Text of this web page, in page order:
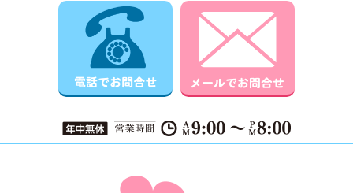
電話でお問合せ